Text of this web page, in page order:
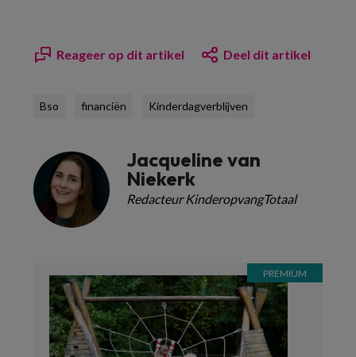
Reageer op dit artikel Deel dit artikel
Bso financiën Kinderdagverblijven
Jacqueline van
Niekerk
Redacteur KinderopvangTotaal